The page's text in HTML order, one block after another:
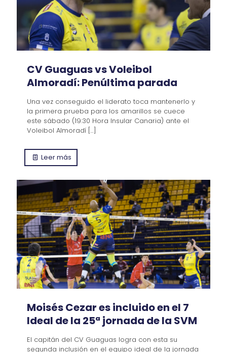
CV Guaguas vs Voleibol
Almoradí: Penúltima parada
Una vez conseguido el liderato toca mantenerlo y
la primera prueba para los amarillos se cuece
este sábado (19:30 Hora Insular Canaria) ante el
Voleibol Almoradí […]
Leer más
Moisés Cezar es incluido en el 7
Ideal de la 25ª jornada de la SVM
El capitán del CV Guaguas logra con esta su
segunda inclusión en el equipo ideal de la jornada